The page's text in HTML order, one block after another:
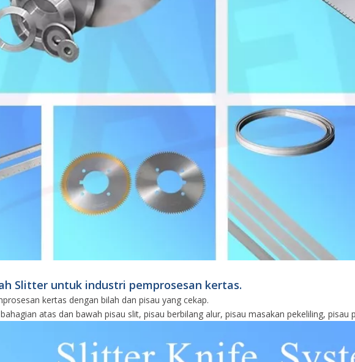
Slitter untuk industri pemprosesan kertas.
kertas dengan bilah dan pisau yang cekap.
atas dan bawah pisau slit, pisau berbilang alur, pisau masakan pekeliling,